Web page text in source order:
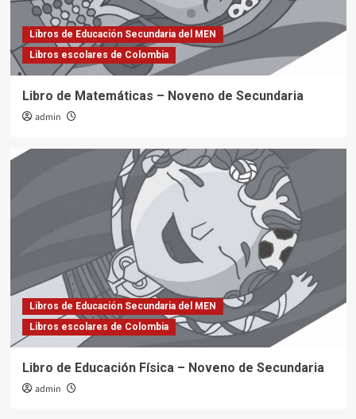
Libros de Educación Secundaria del MEN
Libros escolares de Colombia
Libro de Matemáticas – Noveno de Secundaria
admin
Libros de Educación Secundaria del MEN
Libros escolares de Colombia
Libro de Educación Física – Noveno de Secundaria
admin